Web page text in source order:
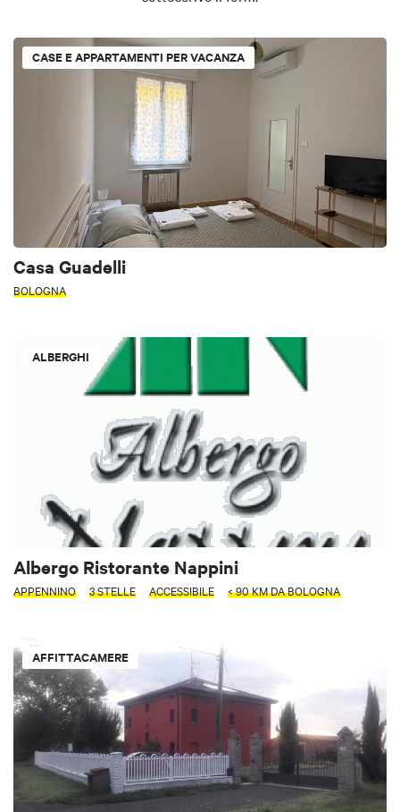
CASE E APPARTAMENTI PER VACANZA
Casa Guadelli
BOLOGNA
ALBERGHI
Albergo Ristorante Nappini
APPENNINO 3 STELLE ACCESSIBILE < 90 KM DA BOLOGNA
AFFITTACAMERE